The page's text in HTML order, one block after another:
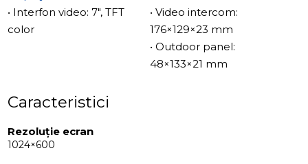
• Interfon video: 7", TFT
color
• Video intercom:
176×129×23 mm
• Outdoor panel:
48×133×21 mm
Caracteristici
Rezoluție ecran
1024×600